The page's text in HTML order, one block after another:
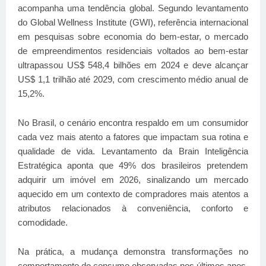
acompanha uma tendência global. Segundo levantamento
do Global Wellness Institute (GWI), referência internacional
em pesquisas sobre economia do bem-estar, o mercado
de empreendimentos residenciais voltados ao bem-estar
ultrapassou US$ 548,4 bilhões em 2024 e deve alcançar
US$ 1,1 trilhão até 2029, com crescimento médio anual de
15,2%.
No Brasil, o cenário encontra respaldo em um consumidor
cada vez mais atento a fatores que impactam sua rotina e
qualidade de vida. Levantamento da Brain Inteligência
Estratégica aponta que 49% dos brasileiros pretendem
adquirir um imóvel em 2026, sinalizando um mercado
aquecido em um contexto de compradores mais atentos a
atributos relacionados à conveniência, conforto e
comodidade.
Na prática, a mudança demonstra transformações no